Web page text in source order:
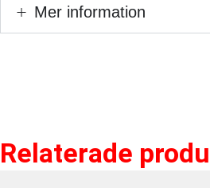
Mer information
Relaterade